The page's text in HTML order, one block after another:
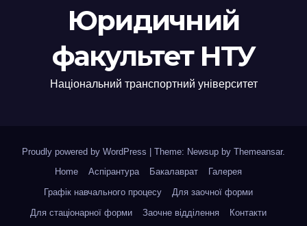
Юридичний
факультет НТУ
Національний транспортний університет
Proudly powered by WordPress Theme: Newsup by Themeansar.
Home
Аспірантура Бакалаврат
Галерея
Графік навчального процесу
Для заочної форми
Для стаціонарної форми
Заочне відділення Контакти